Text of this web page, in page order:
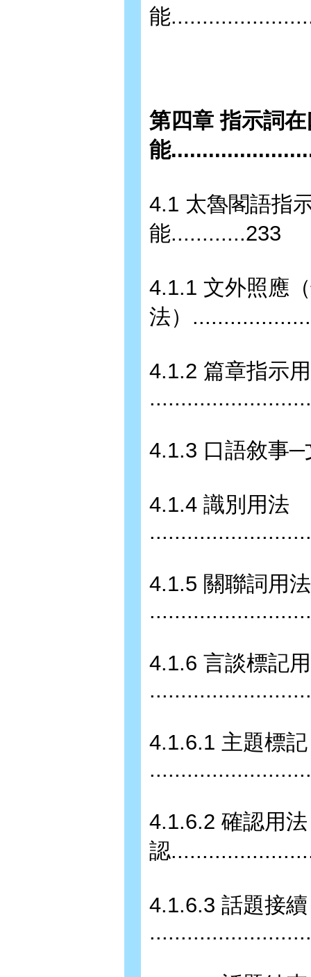
能
第四章 指示詞
能
4.1 太魯閣語指
能............233
4.1.1 文外照應
法）
4.1.2 篇章指示
4.1.3 口語敘事
4.1.4 識別用法
4.1.5 關聯詞用法
4.1.6 言談標記
4.1.6.1 主題標記
4.1.6.2 確認用
認
4.1.6.3 話題接續